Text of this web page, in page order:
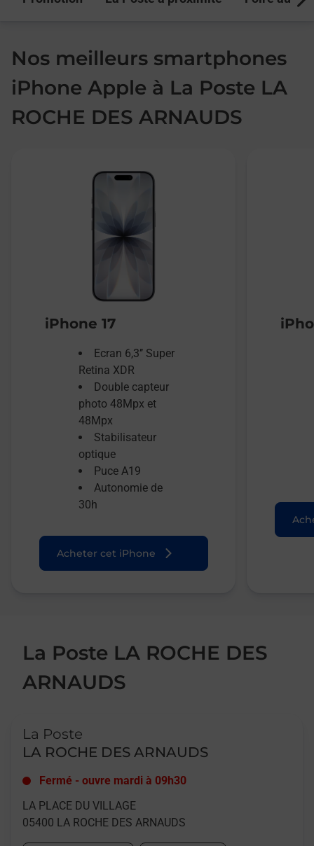
Nos meilleurs smartphones
iPhone Apple à La Poste LA
ROCHE DES ARNAUDS
iPhone 17
Ecran 6,3’’ Super
Retina XDR
Double capteur
photo 48Mpx et
48Mpx
Stabilisateur
optique
Puce A19
Autonomie de
30h
Acheter cet iPhone
La Poste LA ROCHE DES
ARNAUDS
La Poste
LA ROCHE DES ARNAUDS
Fermé - ouvre mardi à 09h30
LA PLACE DU VILLAGE
05400 LA ROCHE DES ARNAUDS